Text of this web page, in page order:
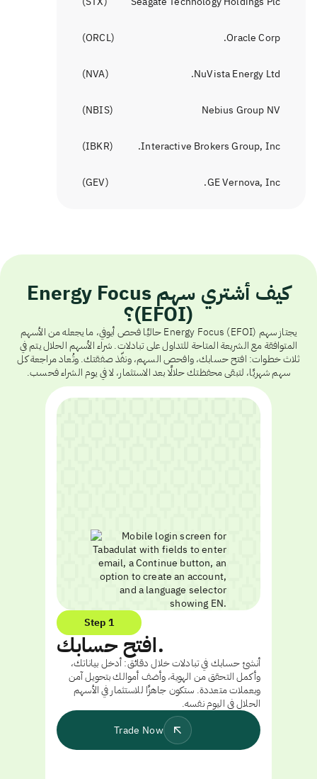
Oracle Corp.
(
ORCL
)
NuVista Energy Ltd.
(
NVA
)
Nebius Group NV
(
NBIS
)
Interactive Brokers Group, Inc.
(
IBKR
)
GE Vernova, Inc.
(
GEV
)
كيف أشتري سهم Energy Focus
(EFOI)؟
يجتاز سهم Energy Focus (EFOI) حاليًا فحص أيوفي، ما يجعله من الأسهم
المتوافقة مع الشريعة المتاحة للتداول على تبادلات. شراء الأسهم الحلال يتم في
ثلاث خطوات: افتح حسابك، وافحص السهم، ونفّذ صفقتك. وتُعاد مراجعة كل
سهم شهريًا، لتبقى محفظتك حلالًا بعد الاستثمار، لا في يوم الشراء فحسب.
Step 1
افتح حسابك.
أنشئ حسابك في تبادلات خلال دقائق: أدخل بياناتك،
وأكمل التحقق من الهوية، وأضف أموالك بتحويل آمن
وبعملات متعددة. ستكون جاهزًا للاستثمار في الأسهم
الحلال في اليوم نفسه.
Trade Now